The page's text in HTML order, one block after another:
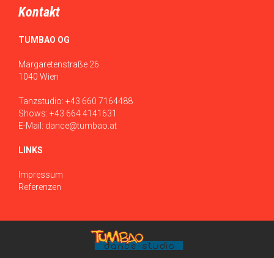
Kontakt
TUMBAO OG
Margaretenstraße 26
1040 Wien
Tanzstudio: +43 660 7164488
Shows: +43 664 4141631
E-Mail: dance@tumbao.at
LINKS
Impressum
Referenzen